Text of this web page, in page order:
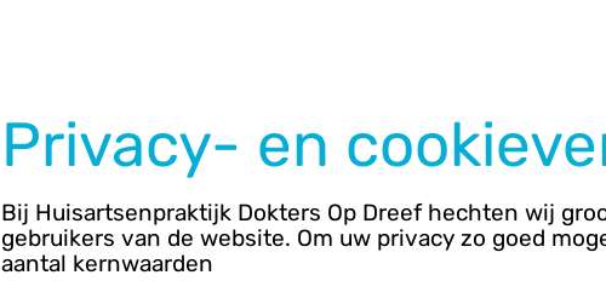
Privacy- en
Bij Huisartsenpraktijk Dokters Op Dreef hechten wij
gebruikers van de website. Om uw privacy zo goed
aantal kernwaarden